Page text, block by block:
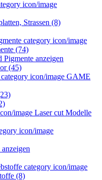
Strassen (8)
(74)
Pigmente anzeigen
(45)
GAME
Laser cut Modelle
(8)